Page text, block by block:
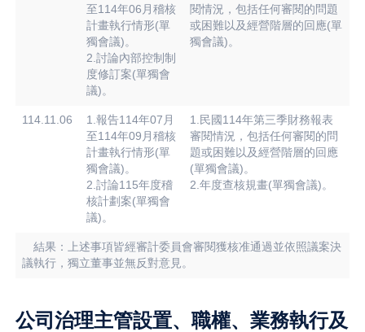
至114年06月稽核
計畫執行情形(單
獨會議)。
2.討論內部控制制
度修訂案(單獨會
議)。
閱情況，包括任何審閱的問題
或困難以及經營階層的回應(單
獨會議)。
114.11.06
1.報告114年07月
至114年09月稽核
計畫執行情形(單
獨會議)。
2.討論115年度稽
核計劃案(單獨會
議)。
1.民國114年第三季財務報表
審閱情況，包括任何審閱的問
題或困難以及經營階層的回應
(單獨會議)。
2.年度查核規畫(單獨會議)。
結果：上述事項皆經審計委員會審閱獲核准通過並依照議案決
議執行，獨立董事並無反對意見。
公司治理主管設置、職權、業務執行及